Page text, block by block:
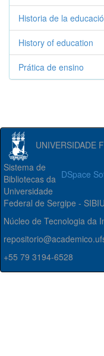
Historia de la
History of education
Prática de ensino
UNIVERSIDADE
DSpace
Sistema de
Bibliotecas da
Universidade
Federal de Sergipe -
Núcleo de Tecnologia da
+55 79 3194-6528